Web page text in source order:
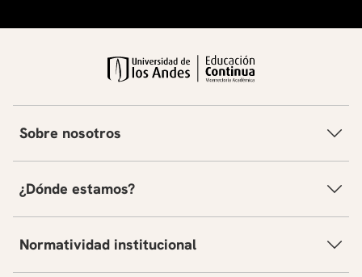
Sobre nosotros
¿Dónde estamos?
Normatividad institucional